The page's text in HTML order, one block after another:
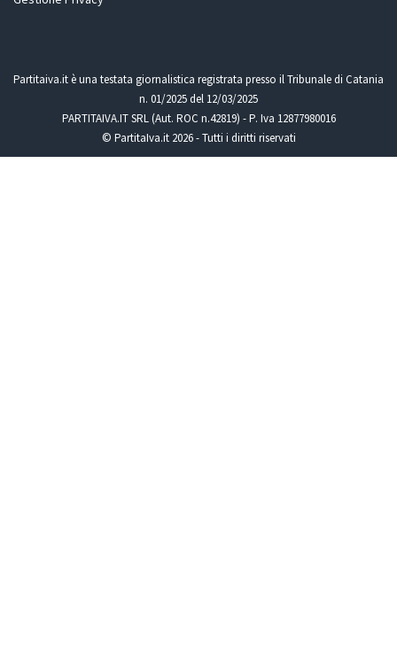
Partitaiva.it è una testata giornalistica registrata presso il Tribunale di Catania
n. 01/2025 del 12/03/2025
PARTITAIVA.IT SRL (Aut. ROC n.42819) - P. Iva 12877980016
© PartitaIva.it 2026 - Tutti i diritti riservati